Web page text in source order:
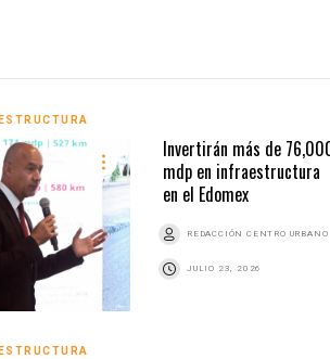
Invertirán más de
mdp en infraestructura
en el Edomex
REDACCIÓN CENTRO URBANO
JULIO 23, 2026